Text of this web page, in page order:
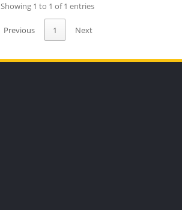
Showing 1 to 1 of 1 entries
Previous 1 Next